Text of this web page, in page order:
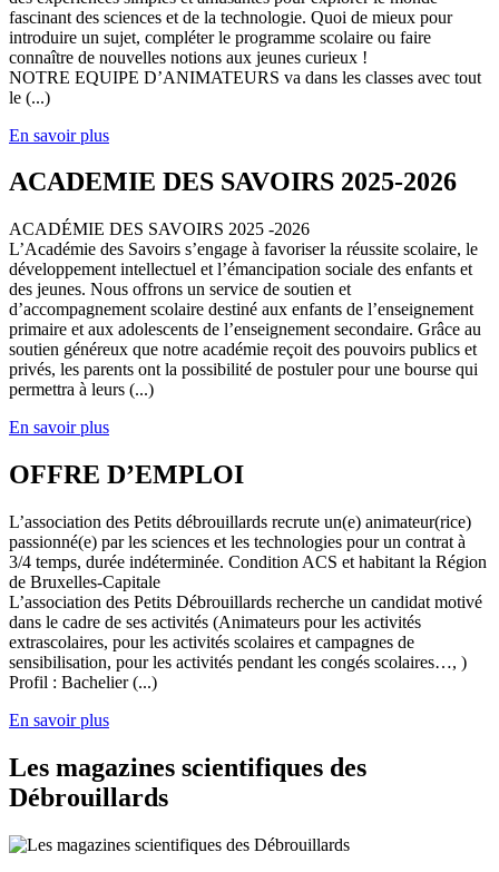
fascinant des sciences et de la technologie. Quoi de mieux pour
introduire un sujet, compléter le programme scolaire ou faire
connaître de nouvelles notions aux jeunes curieux !
NOTRE EQUIPE D’ANIMATEURS va dans les classes avec tout
le (...)
En savoir plus
ACADEMIE DES SAVOIRS 2025-2026
ACADÉMIE DES SAVOIRS 2025 -2026
L’Académie des Savoirs s’engage à favoriser la réussite scolaire, le
développement intellectuel et l’émancipation sociale des enfants et
des jeunes. Nous offrons un service de soutien et
d’accompagnement scolaire destiné aux enfants de l’enseignement
primaire et aux adolescents de l’enseignement secondaire. Grâce au
soutien généreux que notre académie reçoit des pouvoirs publics et
privés, les parents ont la possibilité de postuler pour une bourse qui
permettra à leurs (...)
En savoir plus
OFFRE D’EMPLOI
L’association des Petits débrouillards recrute un(e) animateur(rice)
passionné(e) par les sciences et les technologies pour un contrat à
3/4 temps, durée indéterminée. Condition ACS et habitant la Région
de Bruxelles-Capitale
L’association des Petits Débrouillards recherche un candidat motivé
dans le cadre de ses activités (Animateurs pour les activités
extrascolaires, pour les activités scolaires et campagnes de
sensibilisation, pour les activités pendant les congés scolaires…, )
Profil : Bachelier (...)
En savoir plus
Les magazines scientifiques des
Débrouillards